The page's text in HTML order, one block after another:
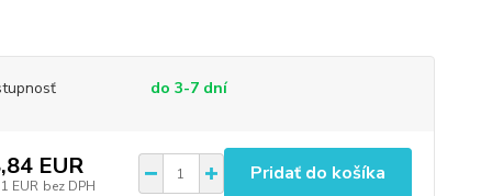
do 3-7 dní
EUR
EUR bez DPH
Pridať do košíka